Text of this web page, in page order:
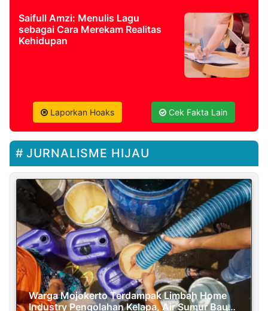
Saifull Amzi: Menulis Lagu
sebagai Cara Merekam Realitas
Kehidupan
Laporkan Hoaks Cek Fakta Lain
JURNALISME HIJAU
Warga Mojokerto Terdampak Limbah Home
Industry Pengolahan Kelapa, Air Sumur Bau